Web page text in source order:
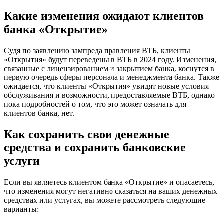
Какие изменения ожидают клиентов
банка «Открытие»
Судя по заявлению зампреда правления ВТБ, клиенты
«Открытия» будут переведены в ВТБ в 2024 году. Изменения,
связанные с лицензированием и закрытием банка, коснутся в
первую очередь сферы персонала и менеджмента банка. Также
ожидается, что клиенты «Открытия» увидят новые условия
обслуживания и возможности, предоставляемые ВТБ, однако
пока подробностей о том, что это может означать для
клиентов банка, нет.
Как сохранить свои денежные
средства и сохранить банковские
услуги
Если вы являетесь клиентом банка «Открытие» и опасаетесь,
что изменения могут негативно сказаться на ваших денежных
средствах или услугах, вы можете рассмотреть следующие
варианты: